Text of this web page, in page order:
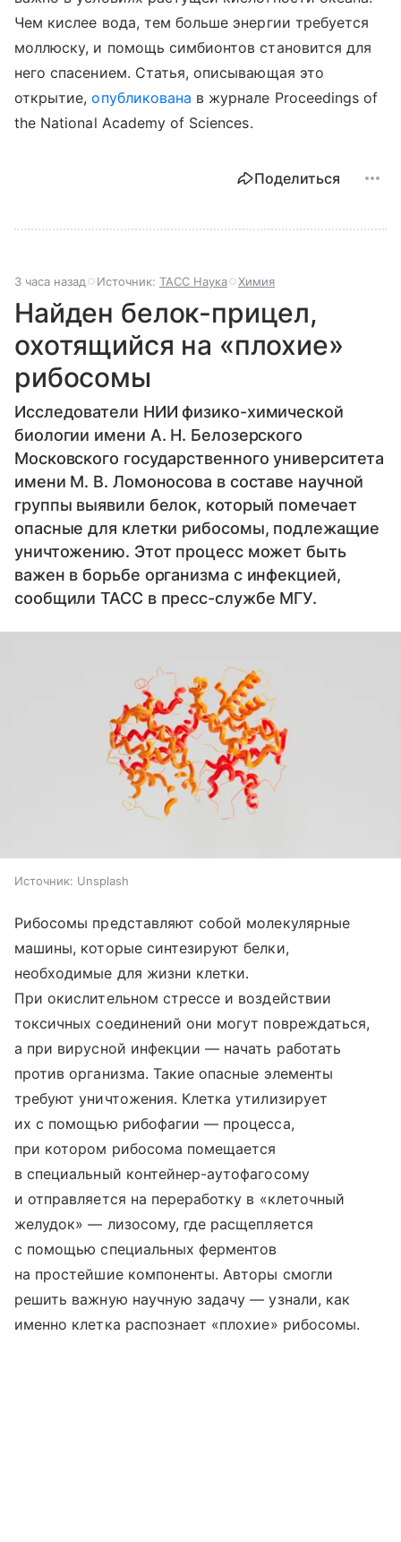
Чем кислее вода, тем больше энергии требуется
моллюску, и помощь симбионтов становится для
него спасением. Статья, описывающая это
открытие,опубликована в журнале Proceedings of
the National Academy of Sciences.
Поделиться
3 часа назад Источник: ТАСС Наука Химия
Найден белок-прицел,
охотящийся на «плохие»
рибосомы
Исследователи НИИ физико-химической
биологии имени А. Н. Белозерского
Московского государственного университета
имени М. В. Ломоносова в составе научной
группы выявили белок, который помечает
опасные для клетки рибосомы, подлежащие
уничтожению. Этот процесс может быть
важен в борьбе организма с инфекцией,
сообщили ТАСС в пресс-службе МГУ.
Источник: Unsplash
Рибосомы представляют собой молекулярные
машины, которые синтезируют белки,
необходимые для жизни клетки.
При окислительном стрессе и воздействии
токсичных соединений они могут повреждаться,
а при вирусной инфекции — начать работать
против организма. Такие опасные элементы
требуют уничтожения. Клетка утилизирует
их с помощью рибофагии — процесса,
при котором рибосома помещается
в специальный контейнер-аутофагосому
и отправляется на переработку в «клеточный
желудок» — лизосому, где расщепляется
с помощью специальных ферментов
на простейшие компоненты. Авторы смогли
решить важную научную задачу — узнали, как
именно клетка распознает «плохие» рибосомы.